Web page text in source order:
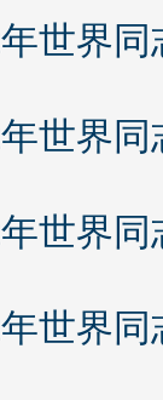
世界
世界
世界
世界